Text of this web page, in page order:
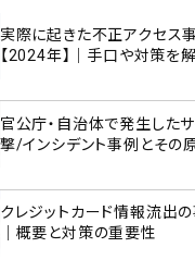
実際に起きた不正アクセス
【2024年】｜手口や対策を
官公庁・自治体で発生した
撃/インシデント事例とその
クレジットカード情報流出
｜概要と対策の重要性